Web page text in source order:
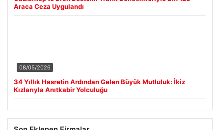
Araca Ceza Uygulandı
08/05/2026
34 Yıllık Hasretin Ardından Gelen Büyük Mutluluk: İkiz
Kızlarıyla Anıtkabir Yolculuğu